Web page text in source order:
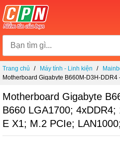
Chuyển
đến
dung
Trang chủ Máy tính - Linh kiện
Motherboard Gigabyte B660M-D3H-
Motherboard Gigabyte
B660 LGA1700;
E X1; M.2 PCIe;